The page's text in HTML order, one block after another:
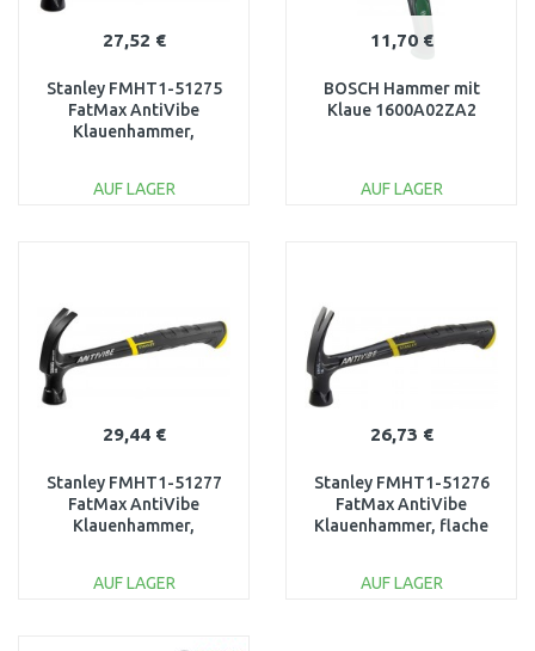
27,52 €
Stanley FMHT1-51275
FatMax AntiVibe
Klauenhammer,
AUF LAGER
11,70 €
BOSCH Hammer mit
Klaue 1600A02ZA2
AUF LAGER
29,44 €
Stanley FMHT1-51277
FatMax AntiVibe
Klauenhammer,
AUF LAGER
26,73 €
Stanley FMHT1-51276
FatMax AntiVibe
Klauenhammer, flache
AUF LAGER